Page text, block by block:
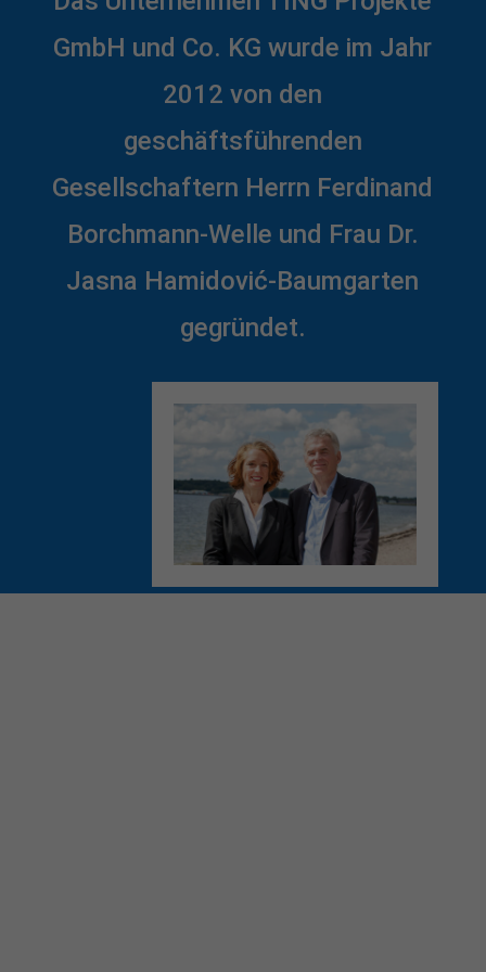
GmbH und Co. KG wurde im Jahr
2012 von den
geschäftsführenden
Gesellschaftern Herrn Ferdinand
Borchmann-Welle und Frau Dr.
Jasna Hamidović-Baumgarten
gegründet.